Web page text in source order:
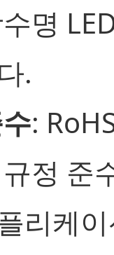
명
.
:
정 준
리케